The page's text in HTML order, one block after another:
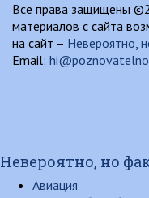
Все права защищены
материалов с сайта
на сайт – Невероятно,
Email:
Невероятно, но
Авиация